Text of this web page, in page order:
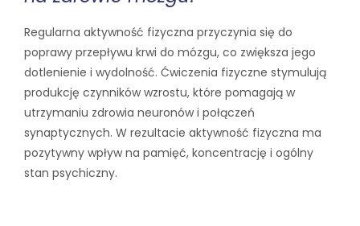
Regularna aktywność fizyczna przyczynia się do
poprawy przepływu krwi do mózgu, co zwiększa jego
dotlenienie i wydolność. Ćwiczenia fizyczne stymulują
produkcję czynników wzrostu, które pomagają w
utrzymaniu zdrowia neuronów i połączeń
synaptycznych. W rezultacie aktywność fizyczna ma
pozytywny wpływ na pamięć, koncentrację i ogólny
stan psychiczny.